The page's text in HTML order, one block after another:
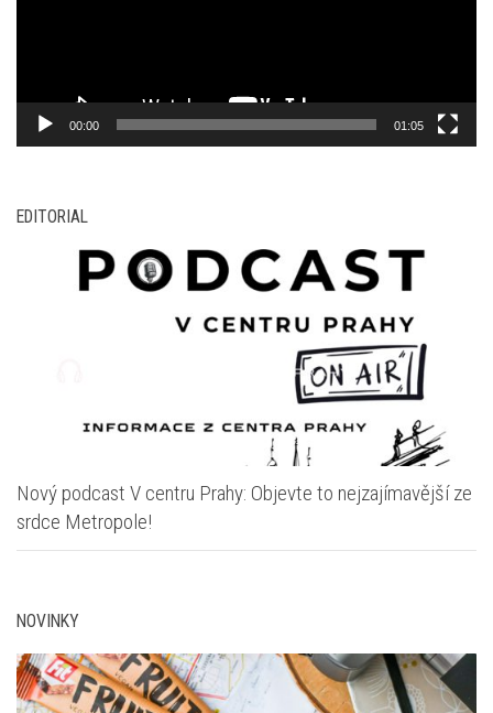
00:00 01:05
EDITORIAL
Nový podcast V centru Prahy: Objevte to nejzajímavější ze
srdce Metropole!
NOVINKY